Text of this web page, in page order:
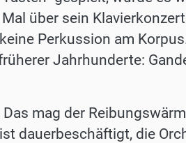
Mal über sein
Perkussion am
Jahrhunderte:
Das mag der
dauerbeschäftigt, die